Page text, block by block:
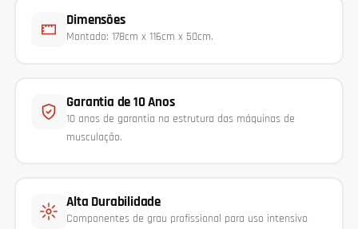
Dimensões
Montado: 178cm x 116cm x 50cm.
Garantia de 10 Anos
10 anos de garantia na estrutura das máquinas de
musculação.
Alta Durabilidade
Componentes de grau profissional para uso intensivo